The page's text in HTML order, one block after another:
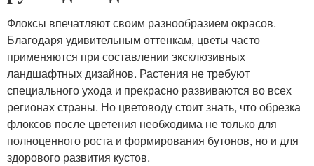
Флоксы впечатляют своим разнообразием окрасов.
Благодаря удивительным оттенкам, цветы часто
применяются при составлении эксклюзивных
ландшафтных дизайнов. Растения не требуют
специального ухода и прекрасно развиваются во всех
регионах страны. Но цветоводу стоит знать, что обрезка
флоксов после цветения необходима не только для
полноценного роста и формирования бутонов, но и для
здорового развития кустов.